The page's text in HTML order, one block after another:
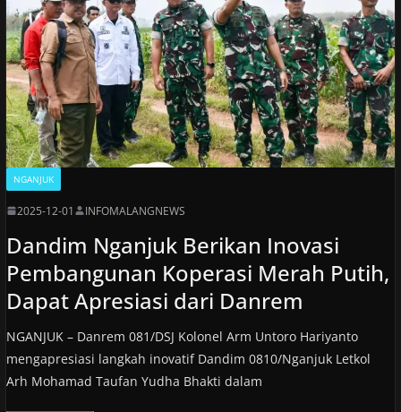
NGANJUK
2025-12-01 INFOMALANGNEWS
Dandim Nganjuk Berikan Inovasi
Pembangunan Koperasi Merah Putih,
Dapat Apresiasi dari Danrem
NGANJUK – Danrem 081/DSJ Kolonel Arm Untoro Hariyanto
mengapresiasi langkah inovatif Dandim 0810/Nganjuk Letkol
Arh Mohamad Taufan Yudha Bhakti dalam